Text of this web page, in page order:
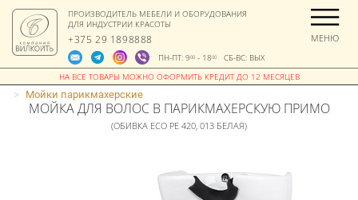
ПРОИЗВОДИТЕЛЬ МЕБЕЛИ И ОБОРУДОВАНИЯ
ДЛЯ ИНДУСТРИИ КРАСОТЫ
+375 29 1898888
ПН-ПТ: 900- 1800СБ-ВС: ВЫХ
МЕНЮ
> Мойки парикмахерские
МОЙКА ДЛЯ ВОЛОС В ПАРИКМАХЕРСКУЮ ПРИМО
(ОБИВКА ECO PE 420, 013 БЕЛАЯ)